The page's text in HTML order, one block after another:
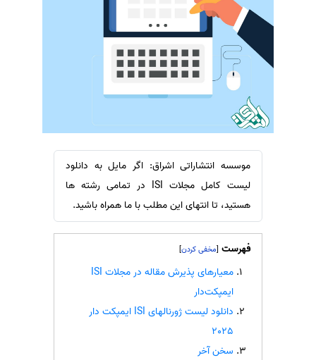
ترجمه عربی به فارسی
مشاهده همه زبان ها
سفارش ویرایش
سفارش پارافریز
سفارش فرمت‌بندی
سفارش کاهش کمیت
سفارش معرفی مجله
سفارش معرفی مقاله
سفارش معرفی کتاب
سفارش چکیده مبسوط
سفارش ترجمه مولتی‌مدیا
سفارش گویندگی
سفارش تولید محتوا
سفارش ترجمه همزمان
سفارش چکیده گرافیکی
سفارش تهیه کاورلتر
سفارش انگیزه‌نامه‌SOP
موسسه انتشاراتی اشراق: اگر مایل به دانلود
لیست کامل مجلات ISI در تمامی رشته ها
هستید، تا انتهای این مطلب با ما همراه باشید.
فهرست [
]
معیارهای پذیرش مقاله در مجلات ISI
ایمپکت‌دار
دانلود لیست ژورنالهای ISI ایمپکت دار
2025
سخن آخر